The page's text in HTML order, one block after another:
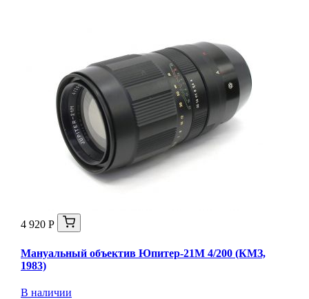
4 920 Р
Мануальный объектив Юпитер-21М 4/200 (КМЗ,
1983)
В наличии